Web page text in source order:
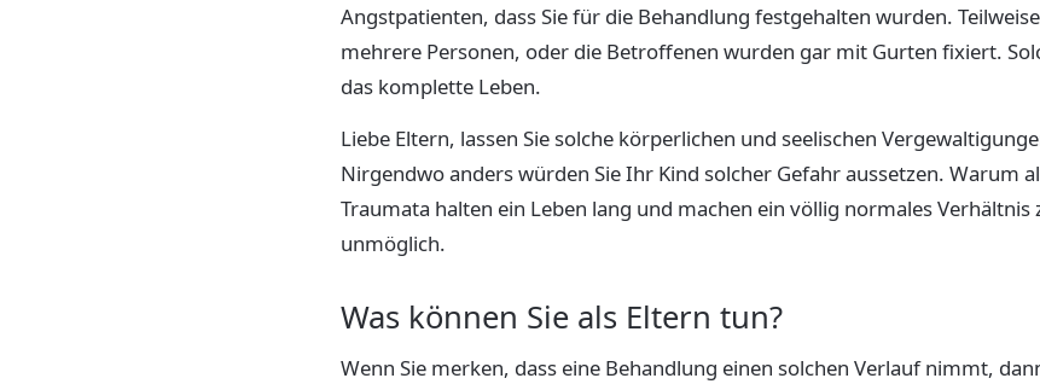
Angstpatienten, dass Sie für die Behandlung festgehalten wurden.
mehrere Personen, oder die Betroffenen wurden gar mit Gurten fixiert.
das komplette Leben.
Liebe Eltern, lassen Sie solche körperlichen und seelischen
Nirgendwo anders würden Sie Ihr Kind solcher Gefahr aussetzen. Warum
Traumata halten ein Leben lang und machen ein völlig normales Verhältnis
unmöglich.
Was können Sie als Eltern tun?
Wenn Sie merken, dass eine Behandlung einen solchen Verlauf nimmt,